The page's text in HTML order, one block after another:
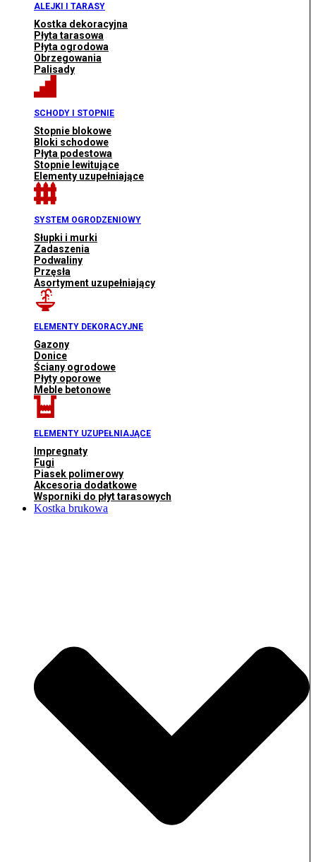
ALEJKI I TARASY
Kostka dekoracyjna
Płyta tarasowa
Płyta ogrodowa
Obrzegowania
Palisady
SCHODY I STOPNIE
Stopnie blokowe
Bloki schodowe
Płyta podestowa
Stopnie lewitujące
Elementy uzupełniające
SYSTEM OGRODZENIOWY
Słupki i murki
Zadaszenia
Podwaliny
Przęsła
Asortyment uzupełniający
ELEMENTY DEKORACYJNE
Gazony
Donice
Ściany ogrodowe
Płyty oporowe
Meble betonowe
ELEMENTY UZUPEŁNIAJĄCE
Impregnaty
Fugi
Piasek polimerowy
Akcesoria dodatkowe
Wsporniki do płyt tarasowych
Kostka brukowa